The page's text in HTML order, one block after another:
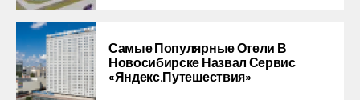
Самые Популярные Отели В
Новосибирске Назвал Сервис
«Яндекс.Путешествия»